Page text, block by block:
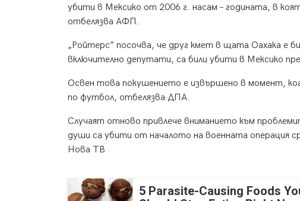
убити в Мексико от 2006 г. насам – годината, в
отбелязва АФП.
„Ройтерс” посочва, че друг кмет в щата Оахака е
включително депутати, са били убити в Мексико
Освен това покушението е извършено в момент,
по футбол, отбелязва ДПА.
Случаят отново привлече вниманието към
души са убити от началото на военната операция
Нова ТВ
5 Parasite-Causing Foods